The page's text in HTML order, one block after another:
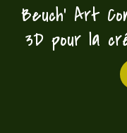
Beuch’ Art
3D pour la